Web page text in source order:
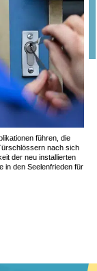
führen, die
nach sich
der neu installierten
in den Seelenfrieden für